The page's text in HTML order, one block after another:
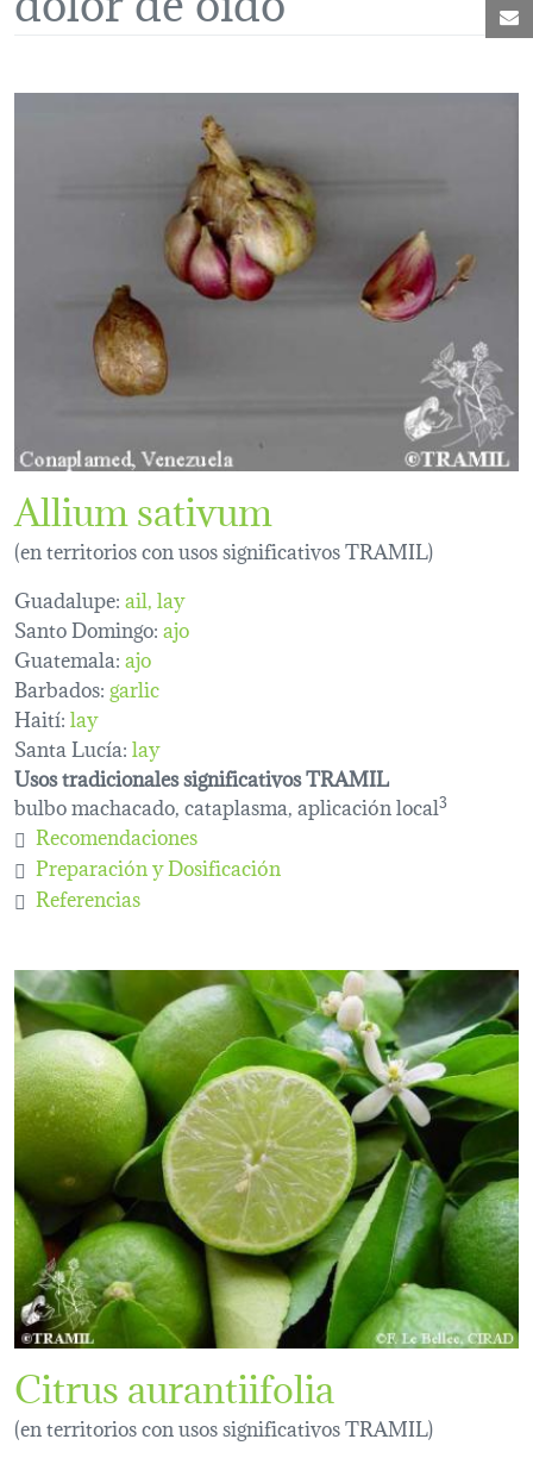
Allium sativum
(en territorios con usos significativos TRAMIL)
Guadalupe:ail lay
Santo Domingo:ajo
Guatemala:ajo
Barbados:garlic
Haití:lay
Santa Lucía:lay
Usos tradicionales significativos TRAMIL
bulbo machacado, cataplasma, aplicación local3
Recomendaciones
Preparación y Dosificación
Referencias
Citrus aurantiifolia
(en territorios con usos significativos TRAMIL)